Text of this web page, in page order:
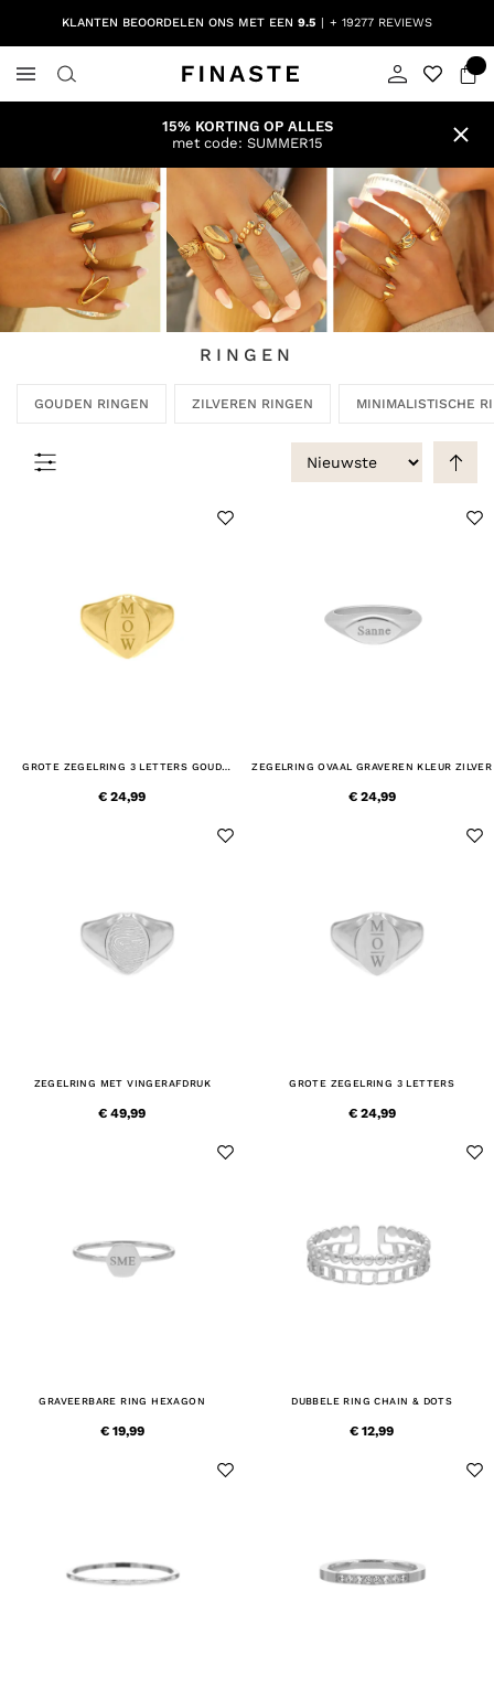
KLANTEN BEOORDELEN ONS MET EEN 9.5 + 19277 REVIEWS
15% KORTING OP ALLES
met code: SUMMER15
RINGEN
GOUDEN RINGEN ZILVEREN RINGEN MINIMALISTISCHE
GROTE ZEGELRING 3 LETTERS GOUD
€ 24,99
ZEGELRING OVAAL GRAVEREN KLEUR ZILVER
€ 24,99
ZEGELRING MET VINGERAFDRUK
€ 49,99
GROTE ZEGELRING 3 LETTERS
€ 24,99
GRAVEERBARE RING HEXAGON
€ 19,99
DUBBELE RING CHAIN & DOTS
€ 12,99